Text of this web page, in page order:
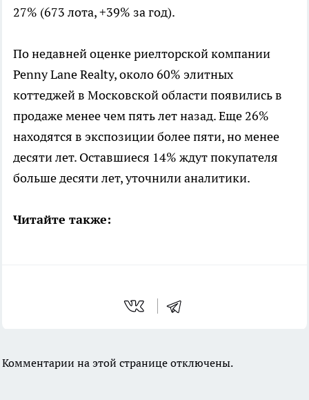
27% (673 лота, +39% за год).
По недавней оценке риелторской компании
Penny Lane Realty, около 60% элитных
коттеджей в Московской области появились в
продаже менее чем пять лет назад. Еще 26%
находятся в экспозиции более пяти, но менее
десяти лет. Оставшиеся 14% ждут покупателя
больше десяти лет, уточнили аналитики.
Читайте также:
Комментарии на этой странице отключены.